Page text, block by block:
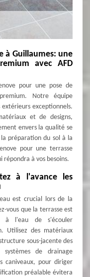
à Guillaumes: une
avec AFD
pour une pose de
Notre équipe
exceptionnels.
et de designs,
envers la qualité se
préparation du sol à la
pour une terrasse
à vos besoins.
à l'avance les
est crucial lors de la
vous que la terrasse est
à l'eau de s'écouler
Utilisez des matériaux
sous-jacente des
systèmes de drainage
caniveaux, pour diriger
préalable évitera